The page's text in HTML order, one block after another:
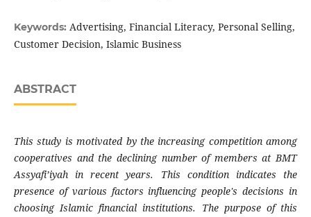
Keywords: Advertising, Financial Literacy, Personal Selling,
Customer Decision, Islamic Business
ABSTRACT
This study is motivated by the increasing competition among
cooperatives and the declining number of members at BMT
Assyafi’iyah in recent years. This condition indicates the
presence of various factors influencing people's decisions in
choosing Islamic financial institutions. The purpose of this